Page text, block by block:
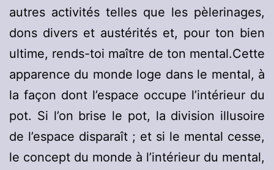
autres activités telles que les pèlerinages,
dons divers et austérités et, pour ton bien
ultime, rends-toi maître de ton mental.Cette
apparence du monde loge dans le mental, à
la façon dont l’espace occupe l’intérieur du
pot. Si l’on brise le pot, la division illusoire
de l’espace disparaît ; et si le mental cesse,
le concept du monde à l’intérieur du mental,